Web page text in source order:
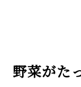
野菜がた